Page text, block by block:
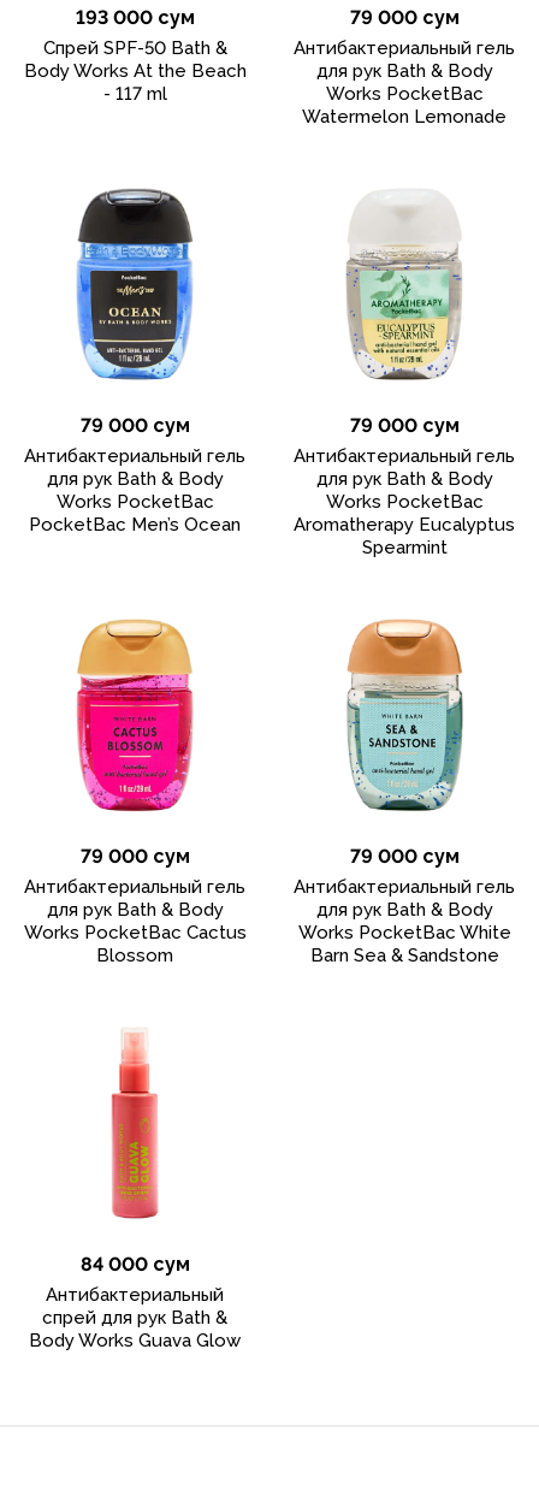
193 000 сум
Спрей SPF-50 Bath &
Body Works At the Beach
- 117 ml
79 000 сум
Антибактериальный гель
для рук Bath & Body
Works PocketBac
Watermelon Lemonade
79 000 сум
Антибактериальный гель
для рук Bath & Body
Works PocketBac
PocketBac Men’s Ocean
79 000 сум
Антибактериальный гель
для рук Bath & Body
Works PocketBac
Aromatherapy Eucalyptus
Spearmint
79 000 сум
Антибактериальный гель
для рук Bath & Body
Works PocketBac Cactus
Blossom
79 000 сум
Антибактериальный гель
для рук Bath & Body
Works PocketBac White
Barn Sea & Sandstone
84 000 сум
Антибактериальный
спрей для рук Bath &
Body Works Guava Glow